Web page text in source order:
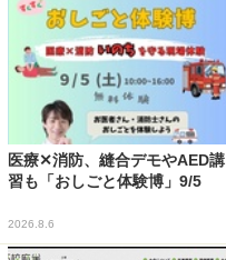
医療✕消防、縫合デモやAED講
習も「おしごと体験博」9/5
2026.8.6